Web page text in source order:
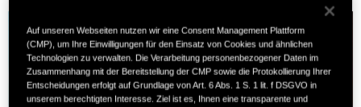
Auf unseren Webseiten nutzen wir eine Consent Management Plattform
(CMP), um Ihre Einwilligungen für den Einsatz von Cookies und ähnlichen
Technologien zu verwalten. Die Verarbeitung personenbezogener Daten im
Zusammenhang mit der Bereitstellung der CMP sowie die Protokollierung Ihrer
Entscheidungen erfolgt auf Grundlage von Art. 6 Abs. 1 S. 1 lit. f DSGVO in
unserem berechtigten Interesse. Ziel ist es, Ihnen eine transparente und